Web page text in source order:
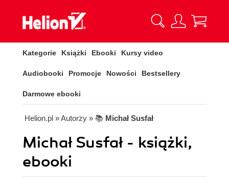
Kategorie Książki Ebooki Kursy video
Audiobooki Promocje Nowości Bestsellery
Darmowe ebooki
Helion.pl » Autorzy » 📚 Michał Susfał
Michał Susfał - książki,
ebooki